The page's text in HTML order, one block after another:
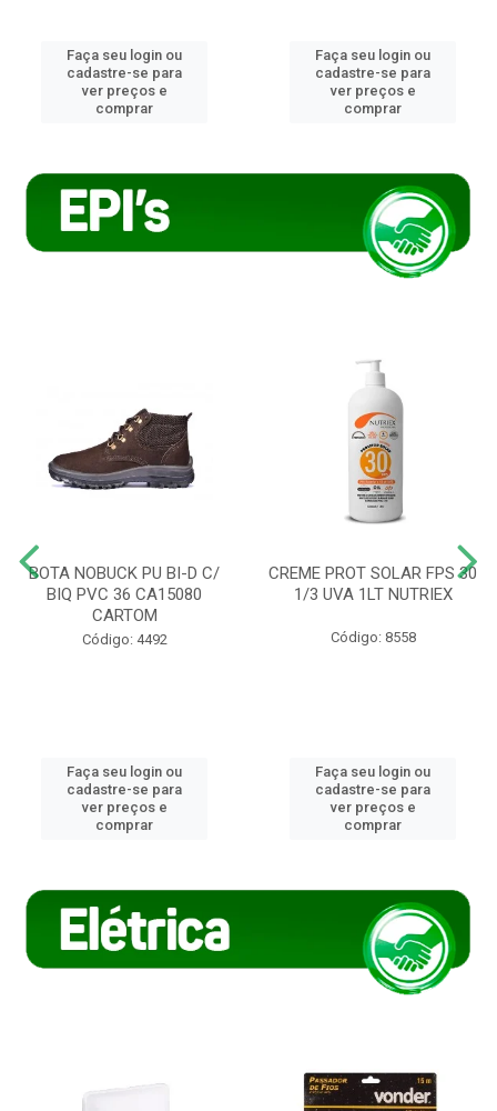
Faça seu login ou
cadastre-se para
ver preços e
comprar
Faça seu login ou
cadastre-se para
ver preços e
comprar
BOTA NOBUCK PU BI-D C/
BIQ PVC 36 CA15080
CARTOM
Código: 4492
Faça seu login ou
cadastre-se para
ver preços e
comprar
CREME PROT SOLAR FPS 30
1/3 UVA 1LT NUTRIEX
Código: 8558
Faça seu login ou
cadastre-se para
ver preços e
comprar